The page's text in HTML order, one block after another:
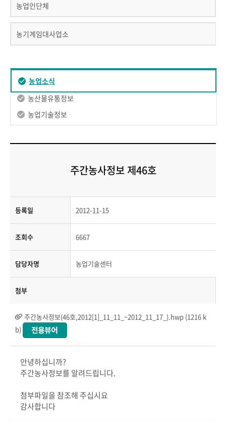
농업인단체
농기계임대사업소
농업소식
농산물유통정보
농업기술정보
주간농사정보 제46호
등록일 2012-11-15
조회수 6667
담당자명 농업기술센터
첨부
주간농사정보(46호,2012[1]_11_11_~2012_11_17_).hwp (1216 k
b)
안녕하십니까?
주간농사정보를 알려드립니다.
첨부파일을 참조해 주십시요
감사합니다